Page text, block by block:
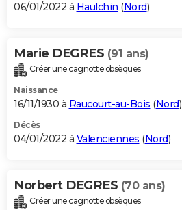
06/01/2022 à Haulchin (Nord)
Marie DEGRES (91 ans)
Créer une cagnotte obsèques
Naissance
16/11/1930 à Raucourt-au-Bois (Nord)
Décès
04/01/2022 à Valenciennes (Nord)
Norbert DEGRES (70 ans)
Créer une cagnotte obsèques